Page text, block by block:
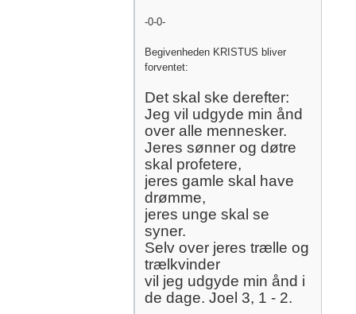
-0-0-
Begivenheden KRISTUS bliver
forventet:
Det skal ske derefter:
Jeg vil udgyde min ånd
over alle mennesker.
Jeres sønner og døtre
skal profetere,
jeres gamle skal have
drømme,
jeres unge skal se
syner.
Selv over jeres trælle og
trælkvinder
vil jeg udgyde min ånd i
de dage. Joel 3, 1 - 2.